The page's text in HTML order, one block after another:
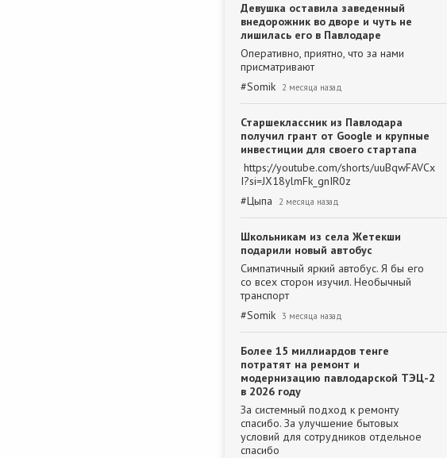
Девушка оставила заведенный
внедорожник во дворе и чуть не
лишилась его в Павлодаре
Оперативно, приятно, что за нами
присматривают
#Somik 2 месяца назад
Старшеклассник из Павлодара
получил грант от Google и крупные
инвестиции для своего стартапа
https://youtube.com/shorts/uuBqwFAVCx
I?si=JX18ylmFk_gnIR0z
#Цыпа 2 месяца назад
Школьникам из села Жетекши
подарили новый автобус
Симпатичный яркий автобус. Я бы его
со всех сторон изучил. Необычный
транспорт
#Somik 3 месяца назад
Более 15 миллиардов тенге
потратят на ремонт и
модернизацию павлодарской ТЭЦ-2
в 2026 году
За системный подход к ремонту
спасибо. За улучшение бытовых
условий для сотрудников отдельное
спасибо